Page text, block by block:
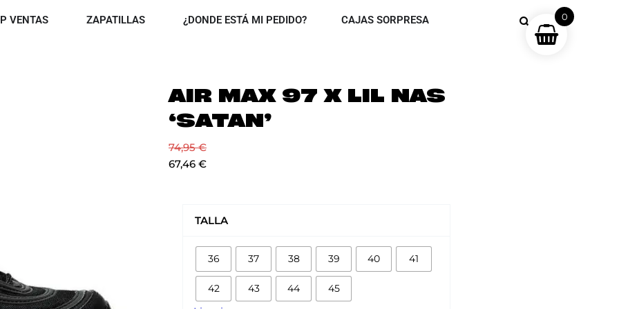
VENTAS OPEN TOP VENTAS
ZAPATILLAS OPEN ZAPATILLAS
¿DONDE ESTÁ MI PEDIDO? CAJAS SORPRESA
AIR MAX 97 X LIL NAS
‘SATAN’
74,95€
67,46 €
TALLA
36 37 38 39 40 41
42 43 44 45
MAX
NAS
'SATAN'
0